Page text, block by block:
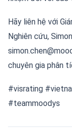
Hãy liên hệ với
Nghiên cứu,
chuyên gia phân
#visrating
#teammoodys